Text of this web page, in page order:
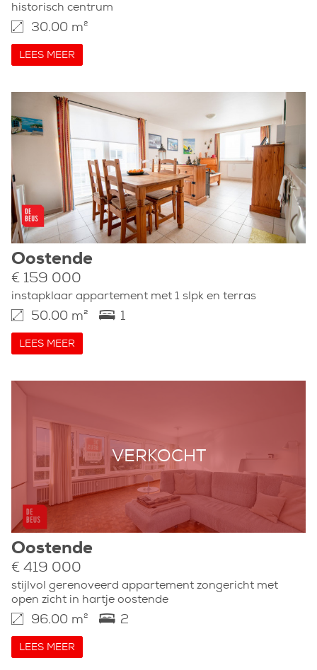
historisch centrum
30.00 m²
LEES MEER
Oostende
€ 159 000
instapklaar appartement met 1 slpk en terras
50.00 m² 1
LEES MEER
VERKOCHT
Oostende
€ 419 000
stijlvol gerenoveerd appartement zongericht met
open zicht in hartje oostende
96.00 m² 2
LEES MEER